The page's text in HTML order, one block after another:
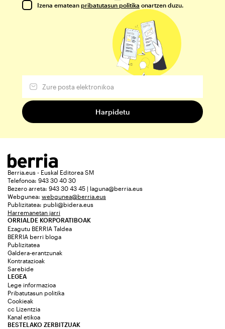
Izena ematean pribatutasun politika onartzen duzu.
Berria.eus - Euskal Editorea SM
Telefonoa: 943 30 40 30
Bezero arreta: 943 30 43 45 | laguna@berria.eus
Webgunea: webgunea@berria.eus
Publizitatea: publi@bidera.eus
Harremanetan jarri
ORRIALDE KORPORATIBOAK
Ezagutu BERRIA Taldea
BERRIA berri bloga
Publizitatea
Galdera-erantzunak
Kontratazioak
Sarebide
LEGEA
Lege informazioa
Pribatutasun politika
Cookieak
cc Lizentzia
Kanal etikoa
BESTELAKO ZERBITZUAK